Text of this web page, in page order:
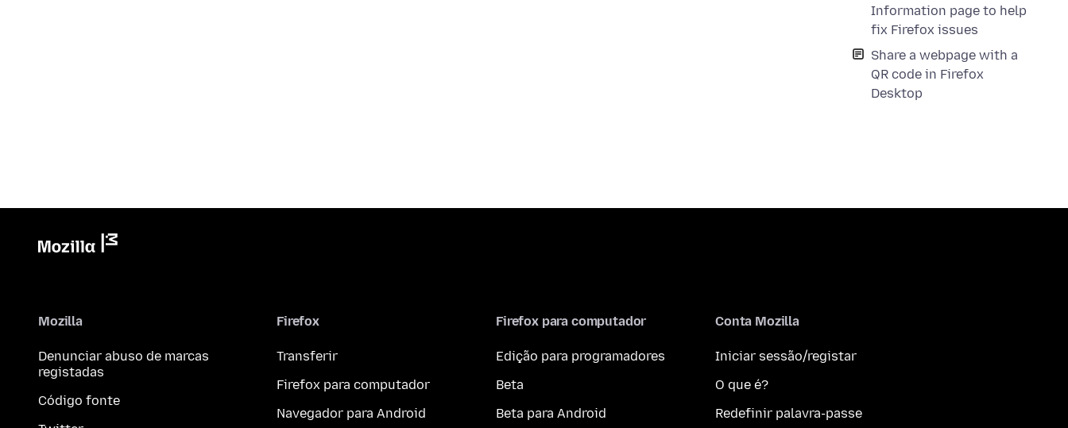
Information page to help
fix Firefox issues
Share a webpage with a
QR code in Firefox
Desktop
Mozilla
Denunciar abuso de marcas
registadas
Código fonte
Firefox
Transferir
Firefox para computador
Navegador para Android
Firefox para computador
Edição para programadores
Beta
Beta para Android
Conta Mozilla
Iniciar sessão/registar
O que é?
Redefinir palavra-passe